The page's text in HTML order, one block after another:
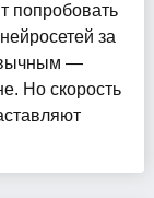
попробовать
за
—
Но скорость